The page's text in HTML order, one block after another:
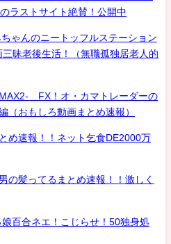
ラストサイト絶賛！公開中
ゃんのニートッフルステーション
昧老後生活！（無職孤独居老人的
FX！オ・カマトレーダーの
おもしろ動画まとめ速報）
め速報！！ネット乞食DE2000万
の髪ってるまとめ速報！！激しく
百合ネエ！こじらせ！50独身処